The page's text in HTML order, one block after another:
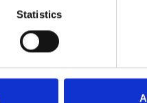
Statistics